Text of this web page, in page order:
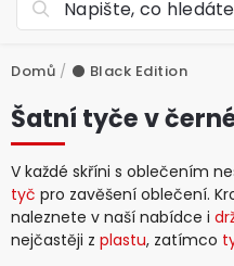
Domů / ⚫️ Black Edition
Šatní tyče v
V každé skříni s oblečením
tyč pro zavěšení oblečení.
naleznete v naší nabídce i
nejčastěji z plastu, zatímco